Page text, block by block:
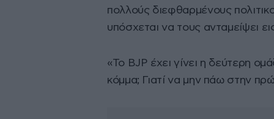
πολλούς διεφθαρμένους
υπόσχεται να τους ανταμείψει
«Το BJP έχει γίνει η δεύτερη
κόμμα; Γιατί να μην πάω στην